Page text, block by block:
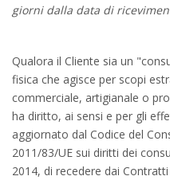
giorni dalla data di
Qualora il Cliente sia un
fisica che agisce per scopi
commerciale, artigianale o
ha diritto, ai sensi e per gli
aggiornato dal Codice del
2011/83/UE sui diritti dei
2014, di recedere dai